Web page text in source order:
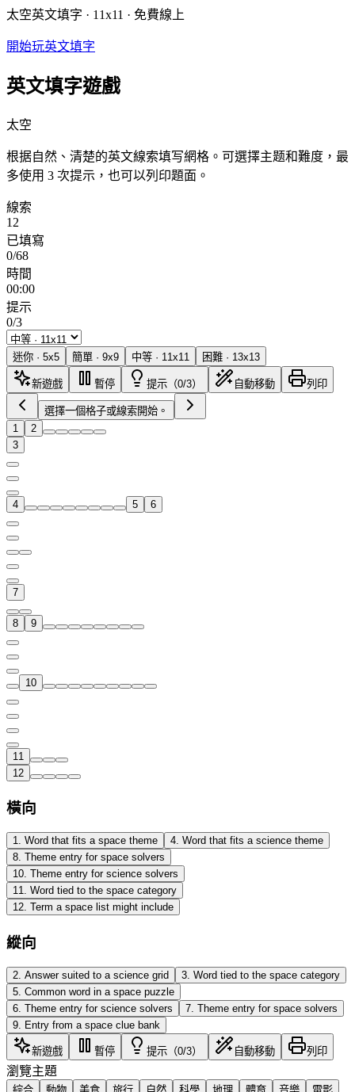
太空英文填字 · 11x11 · 免費線上
開始玩英文填字
英文填字遊戲
太空
根据自然、清楚的英文線索填写網格。可選擇主题和難度，最
多使用 3 次提示，也可以列印題面。
線索
12
已填寫
0/68
時間
00:00
提示
0/3
迷你 · 5x5 簡單 · 9x9 中等 · 11x11 困難 · 13x13
新遊戲 暫停 提示（0/3） 自動移動 列印
選擇一個格子或線索開始。
1
2
3
4 5 6
7
8 9
10
11
12
橫向
1. Word that fits a space theme 4. Word that fits a science theme
8. Theme entry for space solvers
10. Theme entry for science solvers
11. Word tied to the space category
12. Term a space list might include
縱向
2 Answer suited to a science grid 3 Word tied to the space category
5 Common word in a space puzzle
6 Theme entry for science solvers 7 Theme entry for space solvers
9 Entry from a space clue bank
新遊戲 暫停 提示（0/3） 自動移動 列印
瀏覽主題